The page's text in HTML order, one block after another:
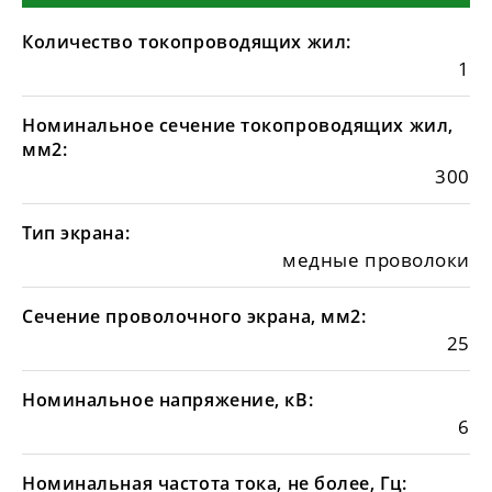
Количество токопроводящих жил:
1
Номинальное сечение токопроводящих жил,
мм2:
300
Тип экрана:
медные проволоки
Сечение проволочного экрана, мм2:
25
Номинальное напряжение, кВ:
6
Номинальная частота тока, не более, Гц: